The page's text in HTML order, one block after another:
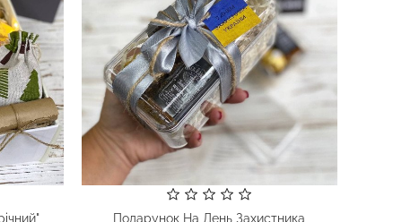
Подарунок На День Захистника